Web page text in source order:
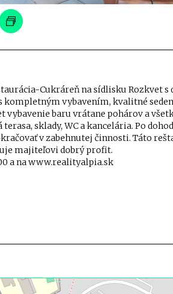
Cukráreň na sídlisku Rozkvet s
vybavením, kvalitné
baru vrátane pohárov a
sklady, WC a kancelária. Po
v zabehnutej činnosti. Táto
majiteľovi dobrý profit.
a na www.realityalpia.sk